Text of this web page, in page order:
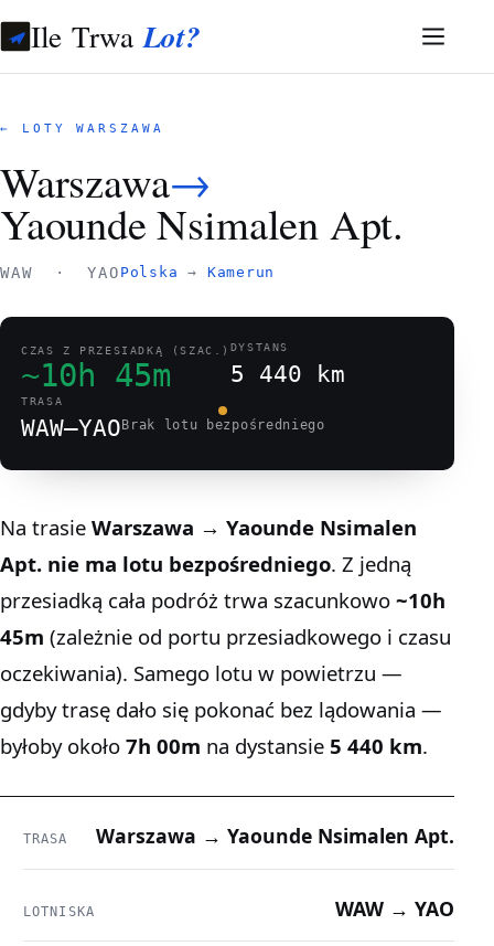
Ile TrwaLot?
← LOTY WARSZAWA
Warszawa→
Yaounde Nsimalen Apt.
WAW · YAO Polska → Kamerun
CZAS Z PRZESIADKĄ (SZAC.)
~10h 45m
DYSTANS
5 440 km
TRASA
WAW–YAOBrak lotu bezpośredniego
Na trasie Warszawa → Yaounde Nsimalen
Apt. nie ma lotu bezpośredniego. Z jedną
przesiadką cała podróż trwa szacunkowo ~10h
45m (zależnie od portu przesiadkowego i czasu
oczekiwania). Samego lotu w powietrzu —
gdyby trasę dało się pokonać bez lądowania —
byłoby około 7h 00m na dystansie 5 440 km.
TRASA Warszawa → Yaounde Nsimalen Apt.
LOTNISKA WAW → YAO